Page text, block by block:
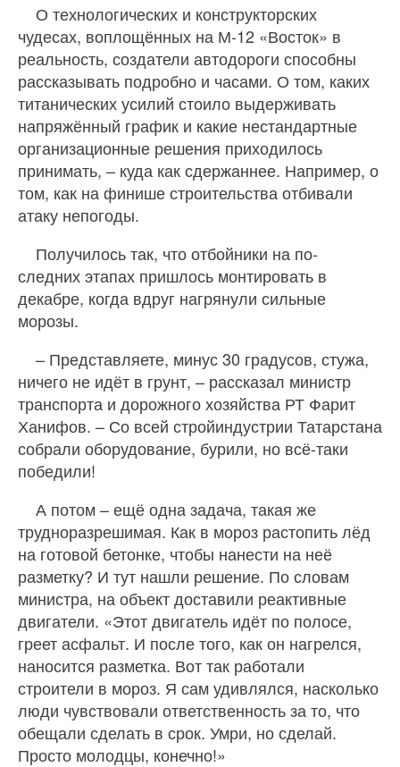
О технологических и конструкторских
чудесах, воплощённых на М-12 «Восток» в
реальность, создатели автодороги способны
рассказывать подробно и часами. О том, каких
титанических усилий стоило выдерживать
напряжённый график и какие нестандартные
организационные решения приходилось
принимать, – куда как сдержаннее. Например, о
том, как на финише строительства отбивали
атаку непогоды.
Получилось так, что отбойники на по-
следних этапах пришлось монтировать в
декабре, когда вдруг нагрянули сильные
морозы.
– Представляете, минус 30 градусов, стужа,
ничего не идёт в грунт, – рассказал министр
транспорта и дорожного хозяйства РТ Фарит
Ханифов. – Со всей стройиндустрии Татарстана
собрали оборудование, бурили, но всё-таки
победили!
А потом – ещё одна задача, такая же
трудноразрешимая. Как в мороз растопить лёд
на готовой бетонке, чтобы нанести на неё
разметку? И тут нашли решение. По словам
министра, на объект доставили реактивные
двигатели. «Этот двигатель идёт по полосе,
греет асфальт. И после того, как он нагрелся,
наносится разметка. Вот так работали
строители в мороз. Я сам удивлялся, насколько
люди чувствовали ответственность за то, что
обещали сделать в срок. Умри, но сделай.
Просто молодцы, конечно!»